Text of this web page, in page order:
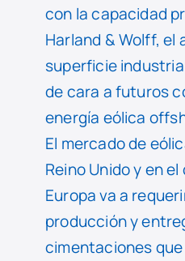
con la capacidad
Harland & Wolff, el
superficie
de cara a futuros
energía eólica
El mercado de
Reino Unido y en
Europa va a
producción y
cimentaciones